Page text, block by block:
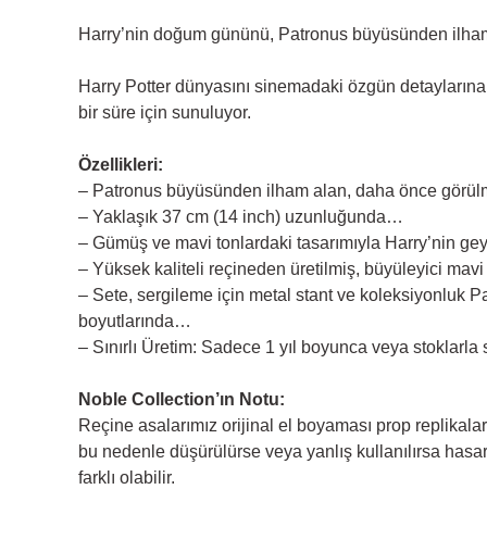
Harry’nin doğum gününü, Patronus büyüsünden
Harry Potter dünyasını sinemadaki özgün
bir süre için sunuluyor.
Özellikleri:
– Patronus büyüsünden ilham alan, daha önce
– Yaklaşık 37 cm (14 inch) uzunluğunda…
– Gümüş ve mavi tonlardaki tasarımıyla Harry’nin
– Yüksek kaliteli reçineden üretilmiş, büyüleyici
– Sete, sergileme için metal stant ve koleksiyonluk
boyutlarında…
– Sınırlı Üretim: Sadece 1 yıl boyunca veya stoklarla
Noble Collection’ın Notu:
Reçine asalarımız orijinal el boyaması prop
bu nedenle düşürülürse veya yanlış kullanılırsa
farklı olabilir.